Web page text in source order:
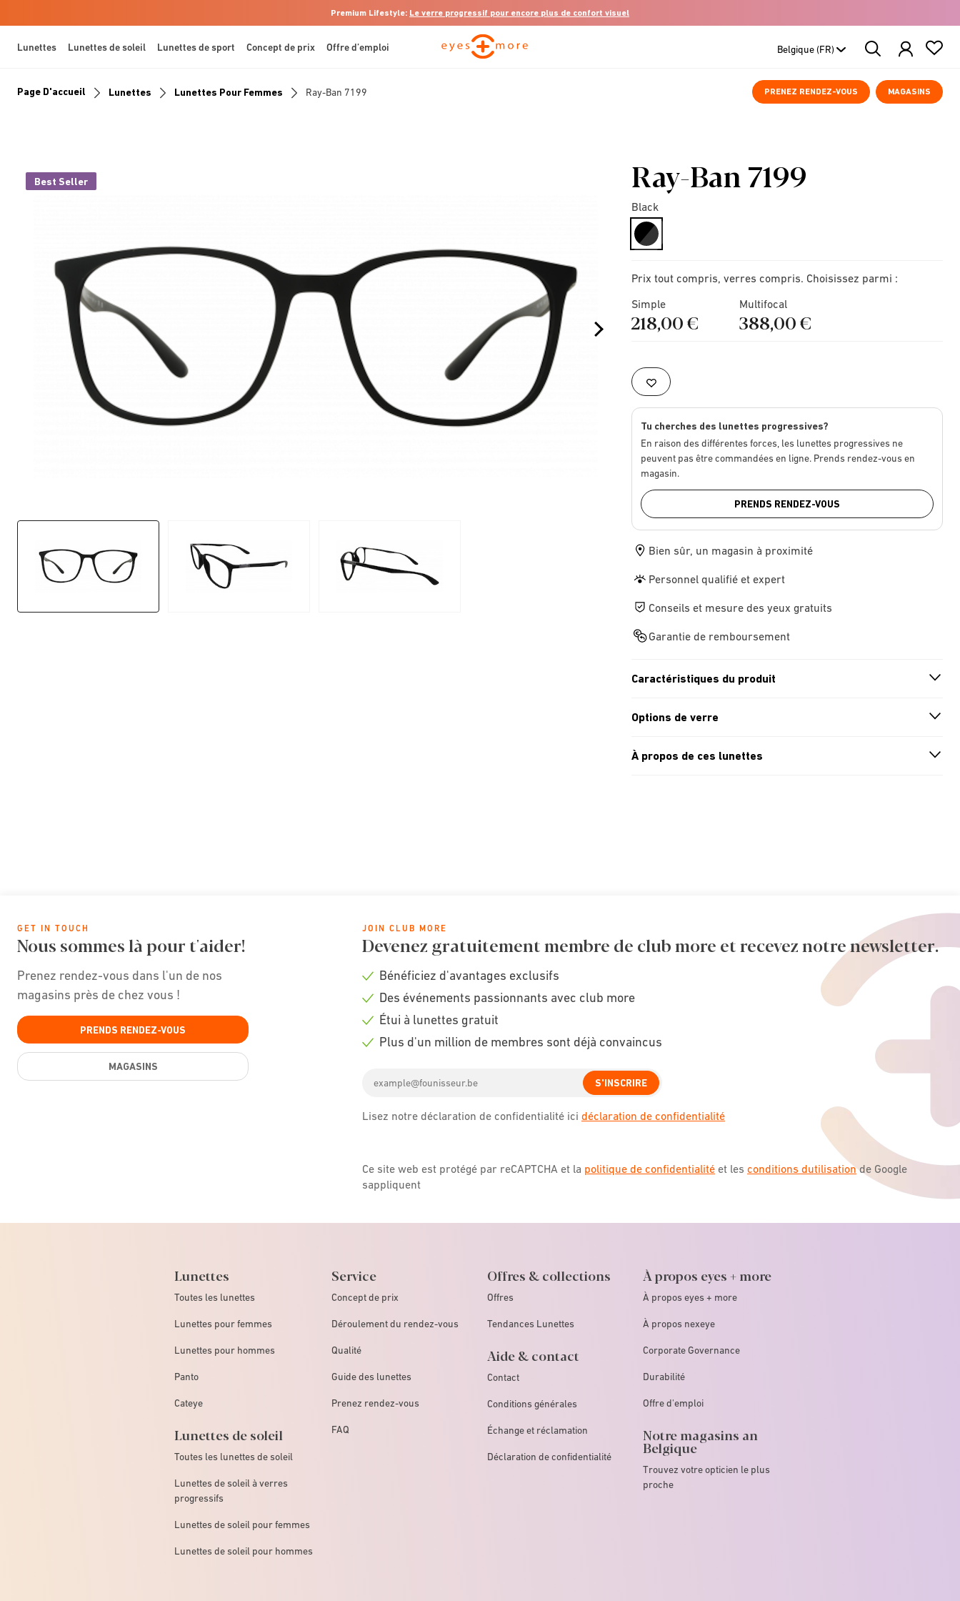
Premium Lifestyle: Le verre progressif pour encore plus de confort visuel
Lunettes Lunettes de soleil Lunettes de sport Concept de prix Offre d’emploi
Search
Products
PRENEZ RENDEZ-VOUS MAGASINS
Page D'accueil Lunettes Lunettes Pour Femmes Ray-Ban 7199
Best Seller Ray-Ban 7199
Black
selected
Prix tout compris, verres compris. Choisissez parmi :
Simple
218,00 €
Multifocal
388,00 €
Tu cherches des lunettes progressives?
En raison des différentes forces, les lunettes progressives ne
peuvent pas être commandées en ligne. Prends rendez-vous en
magasin.
PRENDS RENDEZ-VOUS
Bien sûr, un magasin à proximité
Personnel qualifié et expert
Conseils et mesure des yeux gratuits
Garantie de remboursement
Caractéristiques du produit
Options de verre
À propos de ces lunettes
GET IN TOUCH
Nous sommes là pour t'aider!
Prenez rendez-vous dans l'un de nos
magasins près de chez vous !
PRENDS RENDEZ-VOUS
MAGASINS
JOIN CLUB MORE
Devenez gratuitement membre de club more et recevez notre newsletter.
Check
Bénéficiez d'avantages exclusifs
Check
Des événements passionnants avec club more
Check
Étui à lunettes gratuit
Plus d'un million de membres sont déjà convaincus
address
S'INSCRIRE
Lisez notre déclaration de confidentialité ici déclaration de confidentialité
Ce site web est protégé par reCAPTCHA et la politique de confidentialité et les conditions dutilisationde Google
sappliquent
Lunettes
Toutes les lunettes
Lunettes pour femmes
Lunettes pour hommes
Panto
Cateye
Lunettes de soleil
Toutes les lunettes de soleil
Lunettes de soleil à verres
progressifs
Lunettes de soleil pour femmes
Lunettes de soleil pour hommes
Service
Concept de prix
Déroulement du rendez-vous
Qualité
Guide des lunettes
Prenez rendez-vous
FAQ
Offres & collections
Offres
Tendances Lunettes
Aide & contact
Contact
Conditions générales
Échange et réclamation
Déclaration de confidentialité
À propos eyes + more
À propos eyes + more
À propos nexeye
Corporate Governance
Durabilité
Offre d'emploi
Notre magasins an
Belgique
Trouvez votre opticien le plus
proche